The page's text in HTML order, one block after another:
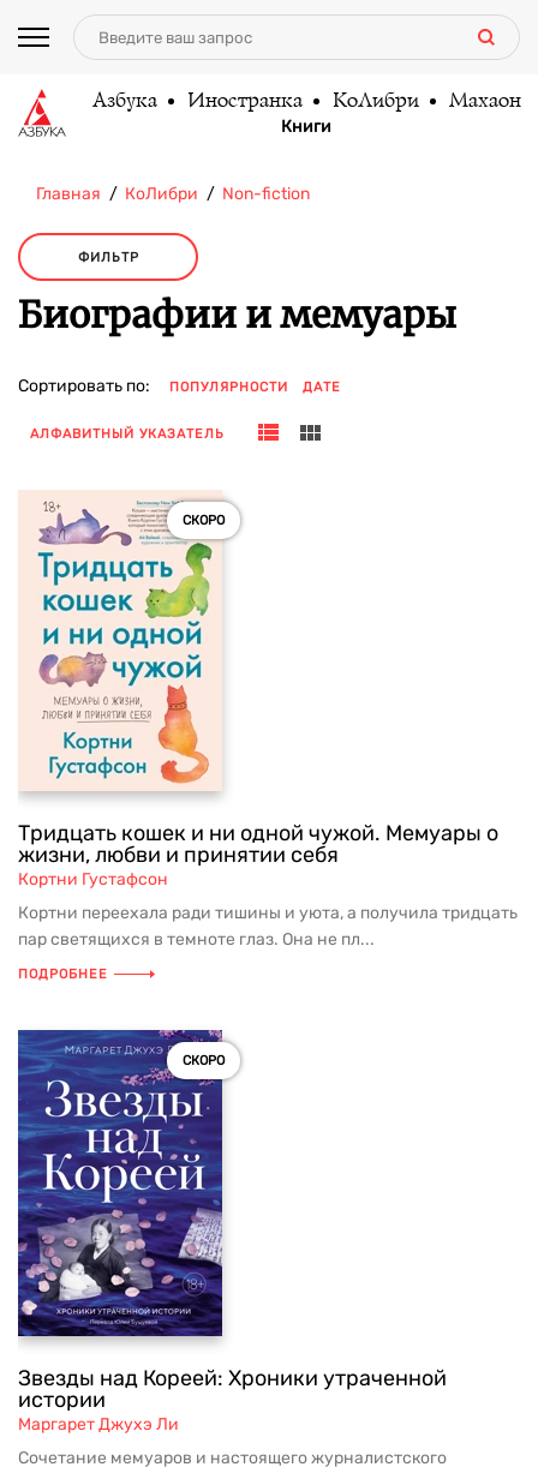
Азбука Иностранка КоЛибри Махаон
Книги
Главная КоЛибри Non-fiction
ФИЛЬТР
Биографии и мемуары
Сортировать по: ПОПУЛЯРНОСТИ ДАТЕ
АЛФАВИТНЫЙ УКАЗАТЕЛЬ
СКОРО
Тридцать кошек и ни одной чужой. Мемуары о
жизни, любви и принятии себя
Кортни Густафсон
Кортни переехала ради тишины и уюта, а получила тридцать
пар светящихся в темноте глаз. Она не пл...
ПОДРОБНЕЕ
СКОРО
Звезды над Кореей: Хроники утраченной
истории
Маргарет Джухэ Ли
Сочетание мемуаров и настоящего журналистского